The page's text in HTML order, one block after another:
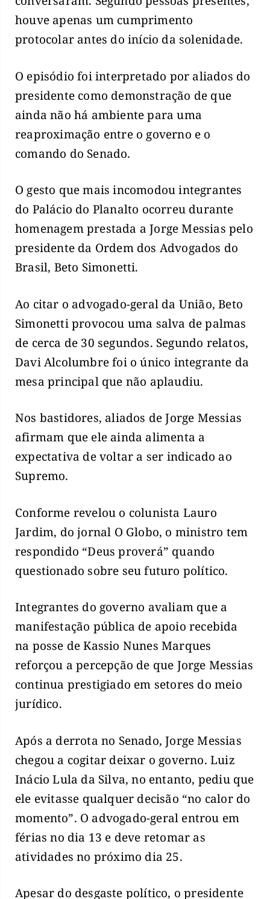
houve apenas um cumprimento
protocolar antes do início da solenidade.
O episódio foi interpretado por aliados do
presidente como demonstração de que
ainda não há ambiente para uma
reaproximação entre o governo e o
comando do Senado.
O gesto que mais incomodou integrantes
do Palácio do Planalto ocorreu durante
homenagem prestada a Jorge Messias pelo
presidente da Ordem dos Advogados do
Brasil, Beto Simonetti.
Ao citar o advogado-geral da União, Beto
Simonetti provocou uma salva de palmas
de cerca de 30 segundos. Segundo relatos,
Davi Alcolumbre foi o único integrante da
mesa principal que não aplaudiu.
Nos bastidores, aliados de Jorge Messias
afirmam que ele ainda alimenta a
expectativa de voltar a ser indicado ao
Supremo.
Conforme revelou o colunista Lauro
Jardim, do jornal O Globo, o ministro tem
respondido “Deus proverá” quando
questionado sobre seu futuro político.
Integrantes do governo avaliam que a
manifestação pública de apoio recebida
na posse de Kassio Nunes Marques
reforçou a percepção de que Jorge Messias
continua prestigiado em setores do meio
jurídico.
Após a derrota no Senado, Jorge Messias
chegou a cogitar deixar o governo. Luiz
Inácio Lula da Silva, no entanto, pediu que
ele evitasse qualquer decisão “no calor do
momento”. O advogado-geral entrou em
férias no dia 13 e deve retomar as
atividades no próximo dia 25.
Apesar do desgaste político, o presidente